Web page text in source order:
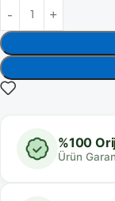
%100
Ürün